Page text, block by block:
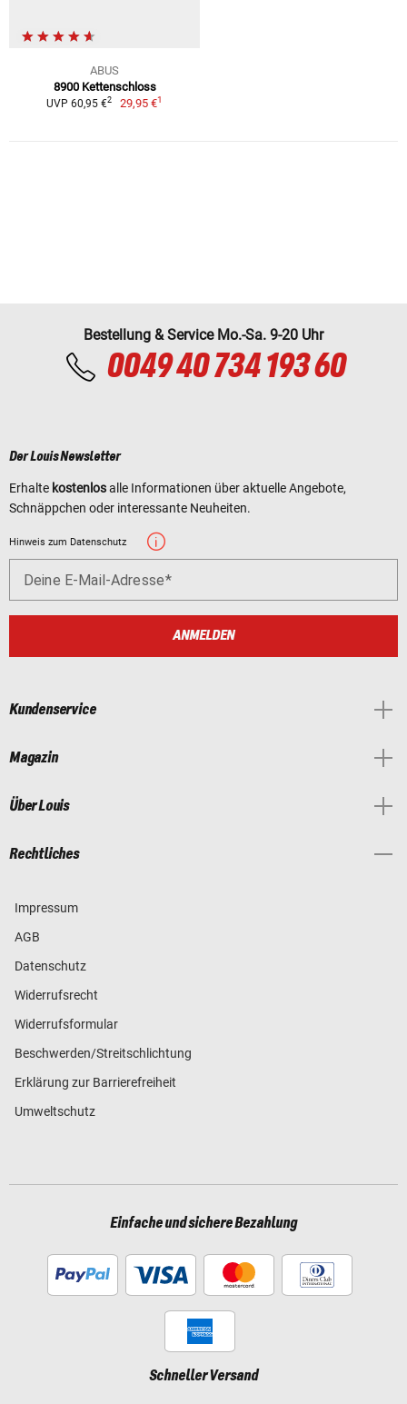
ABUS
8900 Kettenschloss
UVP 60,95 €2 29,95 €1
Bestellung & Service Mo.-Sa. 9-20 Uhr
0049 40 734 193 60
Der Louis Newsletter
Erhalte kostenlosalle Informationen über aktuelle Angebote,
Schnäppchen oder interessante Neuheiten.
Hinweis zum Datenschutz
Deine E-Mail-Adresse
ANMELDEN
Kundenservice
Magazin
Über Louis
Rechtliches
Impressum
AGB
Datenschutz
Widerrufsrecht
Widerrufsformular
Beschwerden/Streitschlichtung
Erklärung zur Barrierefreiheit
Umweltschutz
Einfache und sichere Bezahlung
Schneller Versand